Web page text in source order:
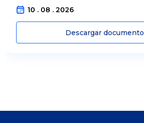
10 . 08 . 2026
Descargar documento